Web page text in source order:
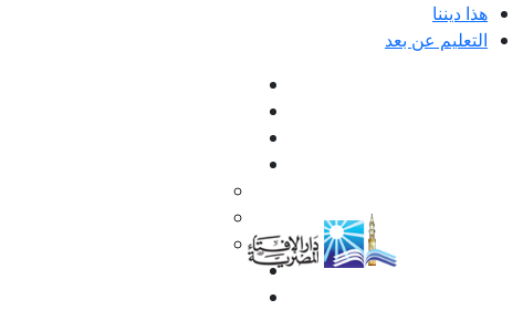
هذا ديننا
التعليم عن بعد